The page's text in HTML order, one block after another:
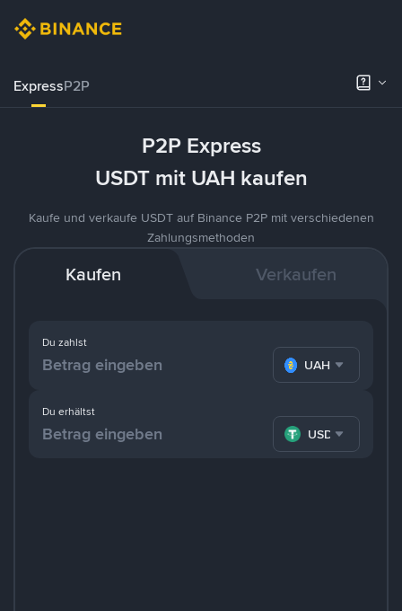
ExpressP2P
P2P Express
USDT mit UAH kaufen
Kaufe und verkaufe USDT auf Binance P2P mit verschiedenen
Zahlungsmethoden
Kaufen Verkaufen
Du zahlst
UAH
Du erhältst
USDT